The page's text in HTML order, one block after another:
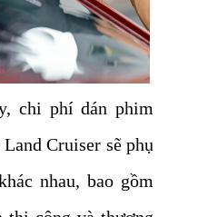
chi phí dán phim
Cruiser sẽ phụ
nhau, bao gồm